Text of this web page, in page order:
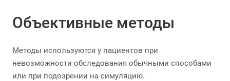
Объективные методы
Методы используются у пациентов при
невозможности обследования обычными способами
или при подозрении на симуляцию.